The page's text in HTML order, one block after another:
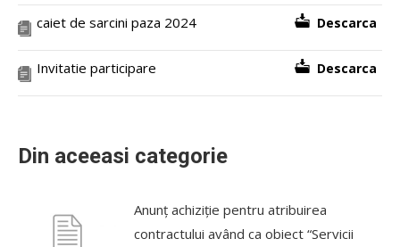
caiet de sarcini paza 2024 Descarca
Invitatie participare Descarca
Din aceeasi categorie
Anunț achiziție pentru atribuirea
contractului având ca obiect “Servicii